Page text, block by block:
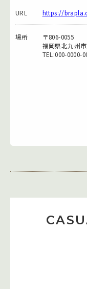
URL https://
場所
〒806-0055
福岡県北九州
TEL:000-0000-